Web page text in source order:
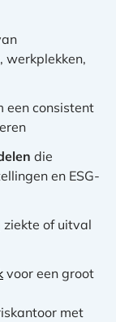
werkplekken,
een consistent
die
en ESG-
ziekte of uitval
voor een groot
met